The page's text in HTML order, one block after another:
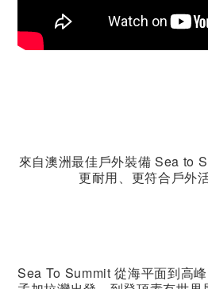
來自澳洲最佳戶外裝備 Sea to
更耐用、更符合戶外
Sea To Summit 從海平面到高